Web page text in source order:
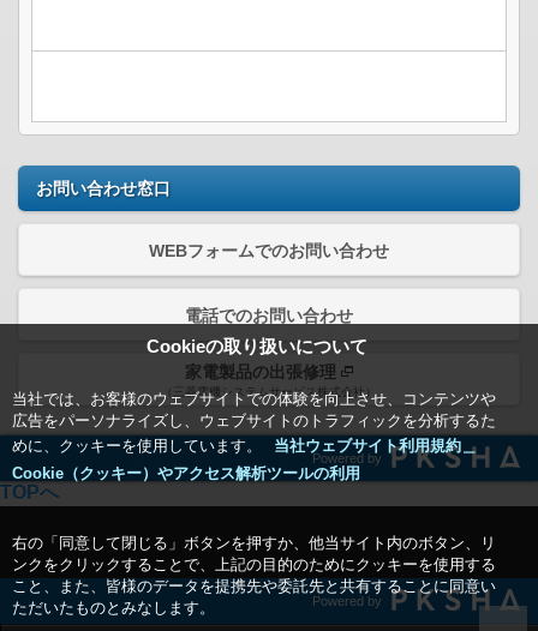
Cookieの取り扱いについて
当社では、お客様のウェブサイトでの体験を向上させ、コンテンツや
広告をパーソナライズし、ウェブサイトのトラフィックを分析するた
めに、クッキーを使用しています。
当社ウェブサイト利用規約＿
Cookie（クッキー）やアクセス解析ツールの利用
右の「同意して閉じる」ボタンを押すか、他当サイト内のボタン、リ
ンクをクリックすることで、上記の目的のためにクッキーを使用する
こと、また、皆様のデータを提携先や委託先と共有することに同意い
ただいたものとみなします。
お問い合わせ窓口
WEBフォームでのお問い合わせ
電話でのお問い合わせ
家電製品の出張修理
（三菱電機システムサービス株式会社）
Powered by
TOPへ
Powered by